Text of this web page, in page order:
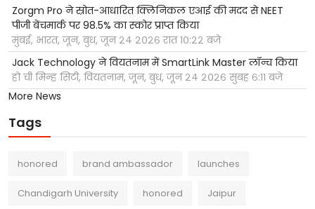
Zorgm Pro ने स्रोत-आधारित क्लिनिकल एआई की मदद से NEET
पीजी बेंचमार्क पर 98.5% का स्कोर प्राप्त किया
मुंबई, भारत, जून, बुध, जून २४ २०२६ रात १०:२२ बजे
Jack Technology ने वियतनाम में SmartLink Master लॉन्च किया
हो ची मिन्ह सिटी, वियतनाम, जून, बुध, जून २४ २०२६ सुबह ६:११ बजे
More News
Tags
honored brand ambassador launches
Chandigarh University honored Jaipur